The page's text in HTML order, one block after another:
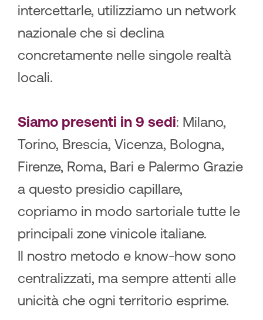
intercettarle, utilizziamo un network
nazionale che si declina
concretamente nelle singole realtà
locali.
Siamo presenti in 9 sedi: Milano,
Torino, Brescia, Vicenza, Bologna,
Firenze, Roma, Bari e Palermo Grazie
a questo presidio capillare,
copriamo in modo sartoriale tutte le
principali zone vinicole italiane.
Il nostro metodo e know-how sono
centralizzati, ma sempre attenti alle
unicità che ogni territorio esprime.